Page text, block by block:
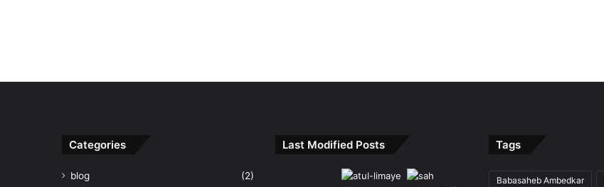
Categories
blog
(2)
Last Modified Posts Tags
Babasaheb Ambedkar